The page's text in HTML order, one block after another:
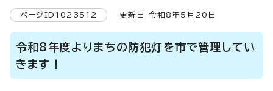
ページID1023512 更新日 令和8年5月20日
令和8年度よりまちの防犯灯を市で管理してい
きます！